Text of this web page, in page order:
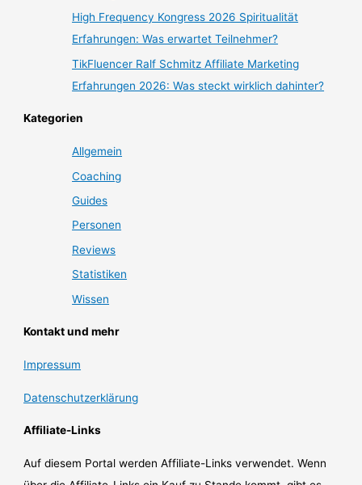
High Frequency Kongress 2026 Spiritualität
Erfahrungen: Was erwartet Teilnehmer?
TikFluencer Ralf Schmitz Affiliate Marketing
Erfahrungen 2026: Was steckt wirklich dahinter?
Kategorien
Allgemein
Coaching
Guides
Personen
Reviews
Statistiken
Wissen
Kontakt und mehr
Impressum
Datenschutzerklärung
Affiliate-Links
Auf diesem Portal werden Affiliate-Links verwendet. Wenn